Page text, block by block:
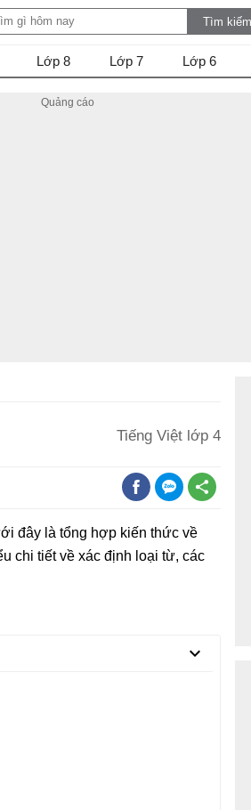
Lớp 8 Lớp 7 Lớp 6
Tiếng Việt lớp 4
đây là tổng hợp kiến thức về
chi tiết về xác định loại từ, các